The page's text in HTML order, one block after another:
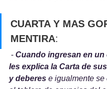
CUARTA Y MAS
MENTIRA:
- Cuando ingresan en un
les explica la Carta de
y deberes e igualmente se